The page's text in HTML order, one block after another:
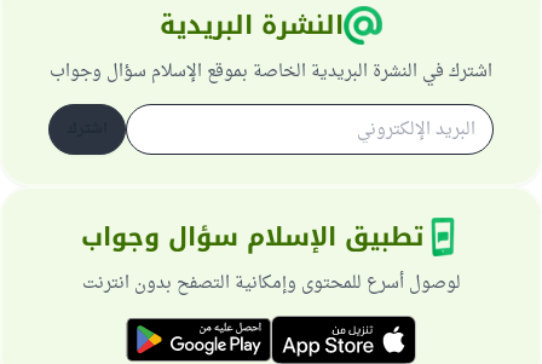
النشرة البريدية
اشترك في النشرة البريدية الخاصة بموقع الإسلام سؤال وجواب
تطبيق الإسلام سؤال وجواب
لوصول أسرع للمحتوى وإمكانية التصفح بدون انترنت